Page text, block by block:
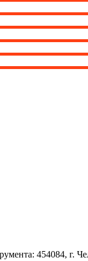
454084, г.